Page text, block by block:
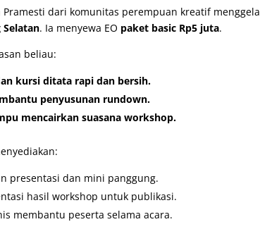
Pramesti dari komunitas perempuan kreatif
Selatan. Ia menyewa EO paket basic Rp5 juta.
beliau:
kursi ditata rapi dan bersih.
penyusunan rundown.
mencairkan suasana workshop.
presentasi dan mini panggung.
hasil workshop untuk publikasi.
membantu peserta selama acara.